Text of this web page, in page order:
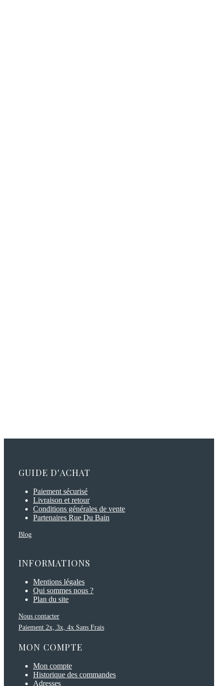
GUIDE D'ACHAT
Paiement sécurisé
Livraison et retour
Conditions générales de vente
Partenaires Rue Du Bain
Blog
INFORMATIONS
Mentions légales
Qui sommes nous ?
Plan du site
Nous contacter
Paiement 2x, 3x, 4x Sans Frais
MON COMPTE
Mon compte
Historique des commandes
Adresses